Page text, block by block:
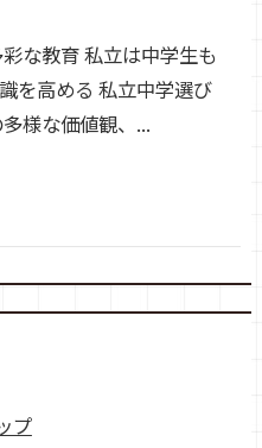
な教育 私立は中学生も
を高める 私立中学選び
様な価値観、...
プ